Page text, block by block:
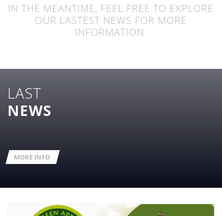
IN THE MEANTIME, FEEL FREE TO EXPLORE
OUR LASTEST NEWS FOR MORE
INFORMATION.
LAST
NEWS
MORE INFO